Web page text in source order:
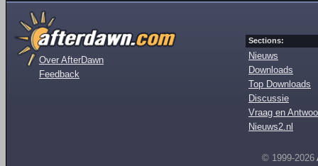
Over AfterDawn
Feedback
Sections:
Nieuws
Downloads
Top Downloads
Discussie
Vraag en
Nieuws2.nl
© 1999-2026